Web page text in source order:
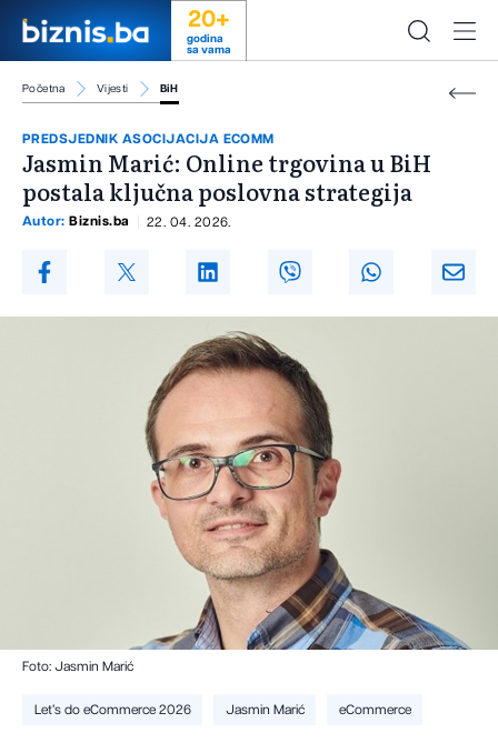
20+
godina
sa vama
Početna Vijesti BiH
PREDSJEDNIK ASOCIJACIJA ECOMM
Jasmin Marić: Online trgovina u BiH
postala ključna poslovna strategija
Autor: Biznis.ba 22. 04. 2026.
Foto: Jasmin Marić
Let’s do eCommerce 2026 Jasmin Marić eCommerce